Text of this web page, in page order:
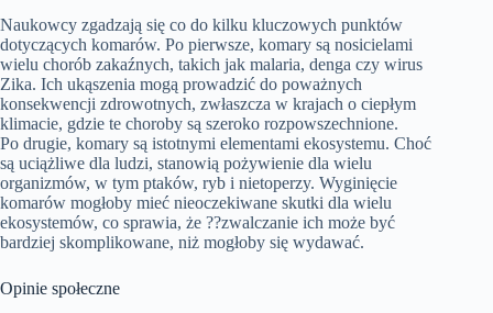
Naukowcy zgadzają się co do kilku kluczowych punktów
dotyczących komarów. Po pierwsze, komary są nosicielami
wielu chorób zakaźnych, takich jak malaria, denga czy wirus
Zika. Ich ukąszenia mogą prowadzić do poważnych
konsekwencji zdrowotnych, zwłaszcza w krajach o ciepłym
klimacie, gdzie te choroby są szeroko rozpowszechnione.
Po drugie, komary są istotnymi elementami ekosystemu. Choć
są uciążliwe dla ludzi, stanowią pożywienie dla wielu
organizmów, w tym ptaków, ryb i nietoperzy. Wyginięcie
komarów mogłoby mieć nieoczekiwane skutki dla wielu
ekosystemów, co sprawia, że ??zwalczanie ich może być
bardziej skomplikowane, niż mogłoby się wydawać.
Opinie społeczne